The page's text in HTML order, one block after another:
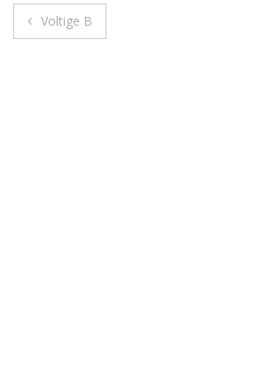
Voltige B